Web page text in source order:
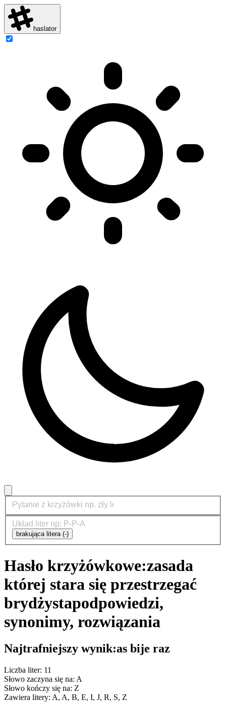
haslator
brakująca litera (-)
Hasło krzyżówkowe:zasada
której stara się przestrzegać
brydżystapodpowiedzi,
synonimy, rozwiązania
Najtrafniejszy wynik:as bije raz
Liczba liter: 11
Słowo zaczyna się na: A
Słowo kończy się na: Z
Zawiera litery: A, A, B, E, I, J, R, S, Z